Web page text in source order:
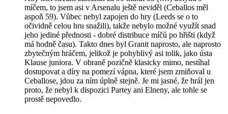
míčem, to jsem asi v Arsenalu ještě neviděl (Ceballos měl
aspoň 59). Vůbec nebyl zapojen do hry (Leeds se o to
očividně celou hru snažili), takže nebylo možné využít snad
jeho jediné přednosti - dobré distribuce míčů po hřišti (když
má hodně času). Takto dnes byl Granit naprosto, ale naprosto
zbytečným hráčem, jelikož je pohyblivý asi tolik, jako ústa
Klause juniora. V obraně pozičně klasicky mimo, nestíhal
dostupovat a díry na pomezí vápna, které jsem zmiňoval u
Ceballose, jdou za ním úplně stejně. Je mi jasné, že hrál jen
proto, že nebyl k dispozici Partey ani Elneny, ale tohle se
prostě nepovedlo.